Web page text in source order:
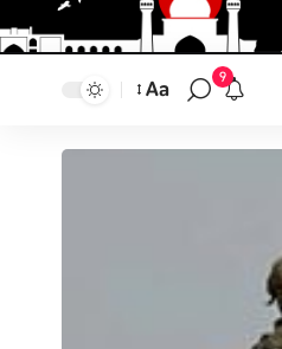
9
تغيير
Aa